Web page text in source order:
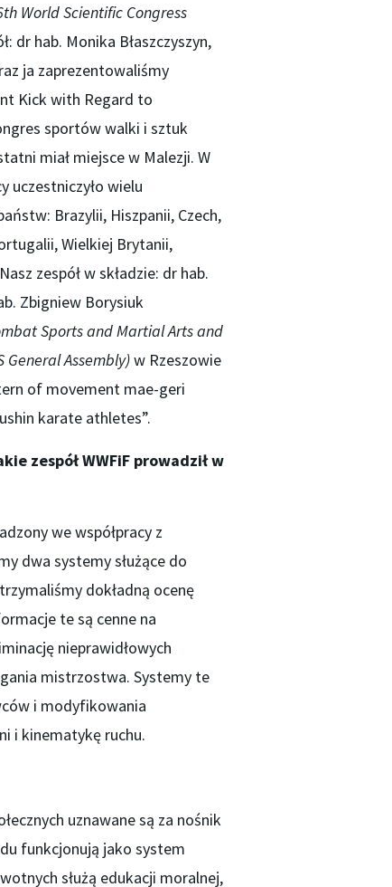
World Scientific Congress
dr hab. Monika Błaszczyszyn,
ja zaprezentowaliśmy
Kick with Regard to
sportów walki i sztuk
miał miejsce w Malezji. W
uczestniczyło wielu
Brazylii, Hiszpanii, Czech,
Wielkiej Brytanii,
zespół w składzie: dr hab.
Zbigniew Borysiuk
Sports and Martial Arts and
General Assembly)w Rzeszowie
of movement mae-geri
karate athletes”.
zespół WWFiF prowadził w
we współpracy z
dwa systemy służące do
dokładną ocenę
te są cenne na
nieprawidłowych
mistrzostwa. Systemy te
i modyfikowania
i kinematykę ruchu.
uznawane są za nośnik
funkcjonują jako system
służą edukacji moralnej,